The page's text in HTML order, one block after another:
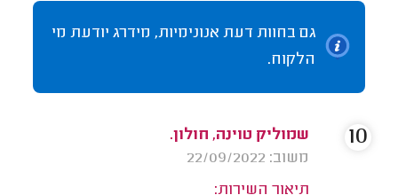
גם בחוות דעת אנונימיות, מידרג יודעת מי
הלקוח.
שמוליק טוינה, חולון.
משוב: 22/09/2022
תיאור השירות:
10